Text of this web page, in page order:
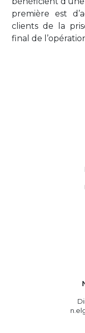
première est
clients de la
final de